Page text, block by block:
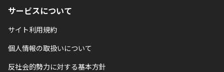
サービスについて
サイト利用規約
個人情報の取扱いについて
反社会的勢力に対する基本方針